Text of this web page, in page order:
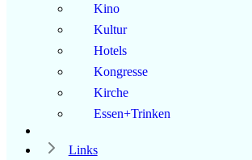
Kino
Kultur
Hotels
Kongresse
Kirche
Essen+Trinken
Links